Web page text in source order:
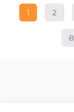
1 2
8